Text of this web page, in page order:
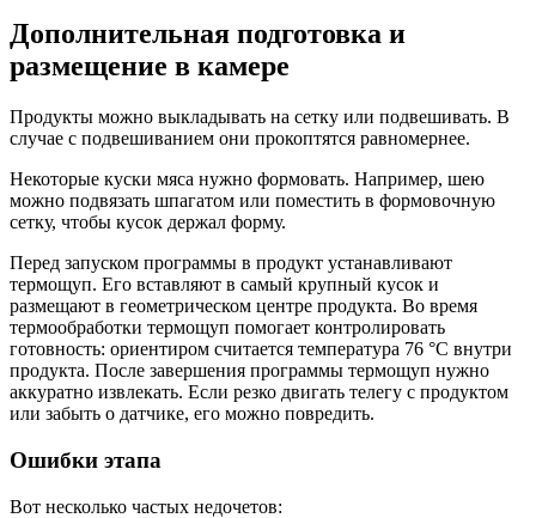
Дополнительная подготовка и
размещение в камере
Продукты можно выкладывать на сетку или подвешивать. В
случае с подвешиванием они прокоптятся равномернее.
Некоторые куски мяса нужно формовать. Например, шею
можно подвязать шпагатом или поместить в формовочную
сетку, чтобы кусок держал форму.
Перед запуском программы в продукт устанавливают
термощуп. Его вставляют в самый крупный кусок и
размещают в геометрическом центре продукта. Во время
термообработки термощуп помогает контролировать
готовность: ориентиром считается температура 76 °C внутри
продукта. После завершения программы термощуп нужно
аккуратно извлекать. Если резко двигать телегу с продуктом
или забыть о датчике, его можно повредить.
Ошибки этапа
Вот несколько частых недочетов: